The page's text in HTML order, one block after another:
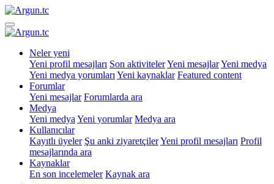
Neler yeni
Yeni profil mesajları Son aktivitelerYeni mesajlarYeni medya
Yeni medya yorumları Yeni kaynaklar Featured content
Forumlar
Yeni mesajlar Forumlarda ara
Medya
Yeni medya Yeni yorumlar Medya ara
Kullanıcılar
Kayıtlı üyeler Şu anki ziyaretçilerYeni profil mesajları Profil
mesajlarında ara
Kaynaklar
En son incelemeler Kaynak ara